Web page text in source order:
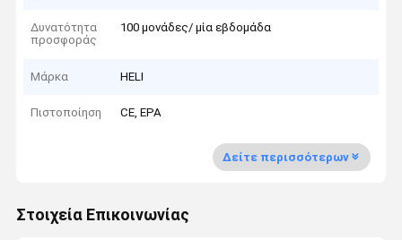
Δυνατότητα
προσφοράς
100 μονάδες/ μία εβδομάδα
Μάρκα HELI
Πιστοποίηση CE, EPA
Δείτε περισσότερων
Στοιχεία Επικοινωνίας